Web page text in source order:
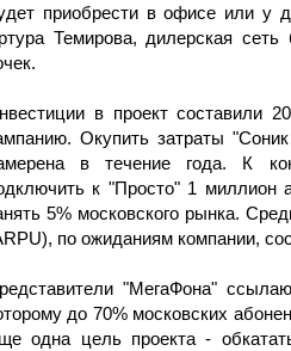
приобрести в офисе или у
Темирова, дилерская
в проект составили
Окупить затраты
в течение года. К
к "Просто" 1 миллион
5% московского рынка.
по ожиданиям компании,
"МегаФона"
до 70% московских
одна цель проекта -